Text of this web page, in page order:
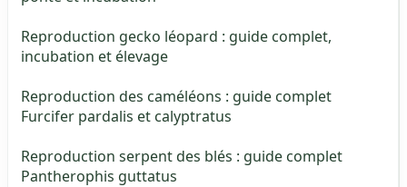
Reproduction gecko léopard : guide complet,
incubation et élevage
Reproduction des caméléons : guide complet
Furcifer pardalis et calyptratus
Reproduction serpent des blés : guide complet
Pantherophis guttatus